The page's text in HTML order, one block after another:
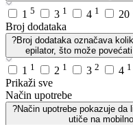
1 5 3 1 4 1 20
Broj dodataka
?Broj dodataka označava
epilator, što može
1 1 2 1 3 2 4 1
Prikaži sve
Način upotrebe
?Način upotrebe pokazuje
utiče na